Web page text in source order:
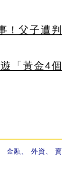
！父子遭判
「黃金4個
、金融 外資
賣